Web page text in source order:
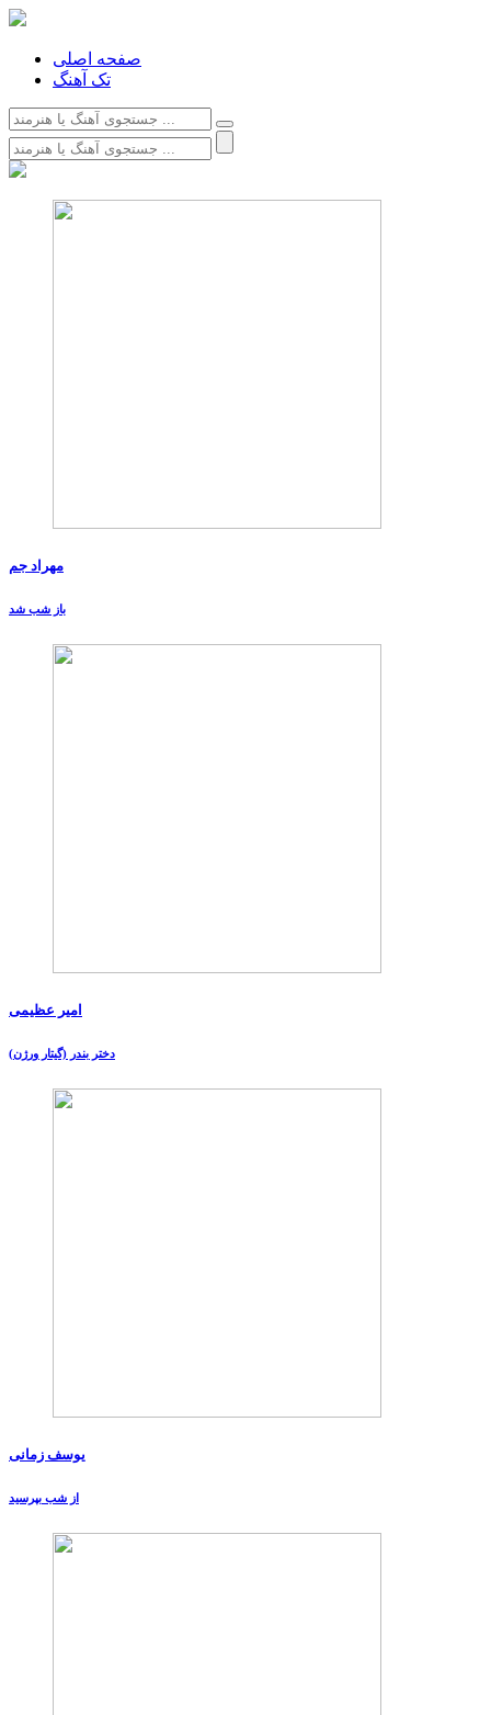
صفحه اصلی
تک آهنگ
مهراد جم
باز شب شد
امیر عظیمی
دختر بندر (گیتار ورژن)
یوسف زمانی
از شب بپرسید